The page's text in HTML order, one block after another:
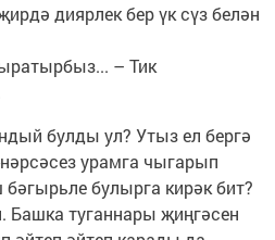
диярлек бер үк сүз белән
– Тик
булды ул? Утыз ел бергә
урамга чыгарып
булырга кирәк бит?
туганнары җиңгәсен